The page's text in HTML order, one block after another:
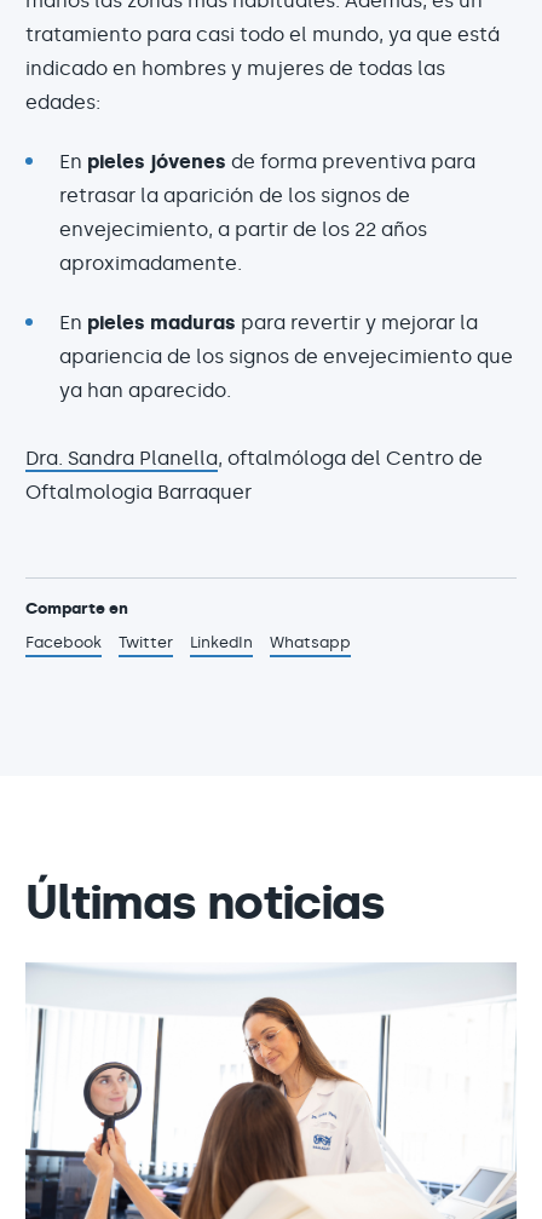
tratamiento para casi todo el mundo, ya que está
indicado en hombres y mujeres de todas las
edades:
En pieles jóvenes de forma preventiva para
retrasar la aparición de los signos de
envejecimiento, a partir de los 22 años
aproximadamente.
En pieles maduras para revertir y mejorar la
apariencia de los signos de envejecimiento que
ya han aparecido.
Dra. Sandra Planella, oftalmóloga del Centro de
Oftalmologia Barraquer
Comparte en
Facebook
Twitter LinkedIn Whatsapp
Últimas noticias